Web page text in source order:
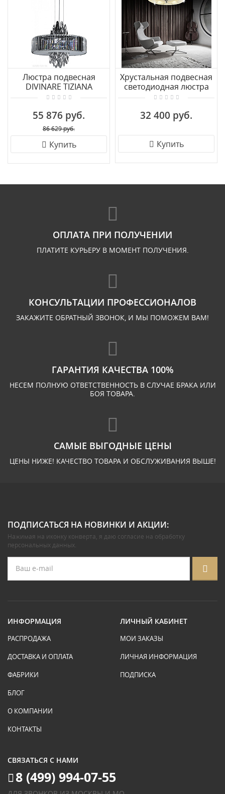
Люстра подвесная
DIVINARE TIZIANA
1285/02 SP-6
55 876 руб.
86 629 руб.
Купить
Хрустальная подвесная
светодиодная люстра
Lumina Deco Mirana
32 400 руб.
Купить
ОПЛАТА ПРИ ПОЛУЧЕНИИ
ПЛАТИТЕ КУРЬЕРУ В МОМЕНТ ПОЛУЧЕНИЯ.
КОНСУЛЬТАЦИИ ПРОФЕССИОНАЛОВ
ЗАКАЖИТЕ ОБРАТНЫЙ ЗВОНОК, И МЫ ПОМОЖЕМ ВАМ!
ГАРАНТИЯ КАЧЕСТВА 100%
НЕСЕМ ПОЛНУЮ ОТВЕТСТВЕННОСТЬ В СЛУЧАЕ БРАКА ИЛИ
БОЯ ТОВАРА.
САМЫЕ ВЫГОДНЫЕ ЦЕНЫ
ЦЕНЫ НИЖЕ! КАЧЕСТВО ТОВАРА И ОБСЛУЖИВАНИЯ ВЫШЕ!
ПОДПИСАТЬСЯ НА НОВИНКИ И АКЦИИ:
Нажимая на иконку конверта, я даю согласие на обработку
персональных данных.
ИНФОРМАЦИЯ
РАСПРОДАЖА
ДОСТАВКА И ОПЛАТА
ФАБРИКИ
БЛОГ
О КОМПАНИИ
КОНТАКТЫ
ЛИЧНЫЙ КАБИНЕТ
МОИ ЗАКАЗЫ
ЛИЧНАЯ ИНФОРМАЦИЯ
ПОДПИСКА
СВЯЗАТЬСЯ С НАМИ
8 (499) 994-07-55